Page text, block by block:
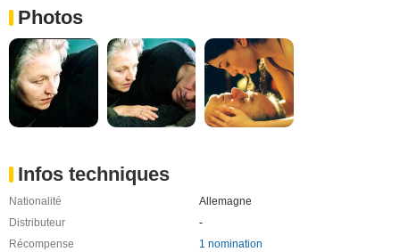
Photos
Infos techniques
Nationalité
Allemagne
Distributeur
-
Récompense
1 nomination